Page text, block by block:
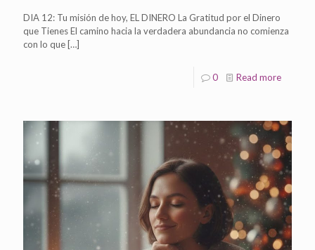
DIA 12: Tu misión de hoy, EL DINERO La Gratitud por el Dinero
que Tienes El camino hacia la verdadera abundancia no comienza
con lo que […]
0 Read more